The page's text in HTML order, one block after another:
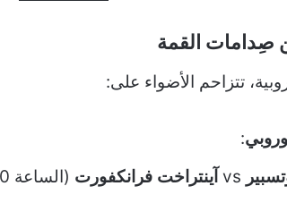
صِدامات القمة
تتزاحم الأضواء على:
:
آينتراخت فرانكفورت (الساعة 10:00 مساءً – قناة